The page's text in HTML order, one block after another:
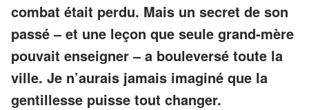
combat était perdu. Mais un secret de son
passé – et une leçon que seule grand-mère
pouvait enseigner – a bouleversé toute la
ville. Je n’aurais jamais imaginé que la
gentillesse puisse tout changer.